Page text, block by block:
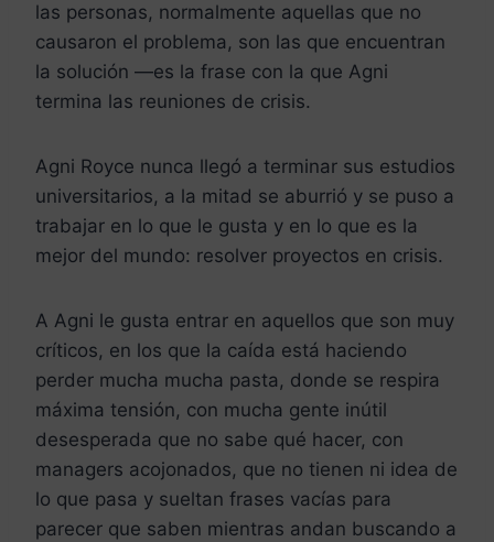
las personas, normalmente aquellas que no
causaron el problema, son las que encuentran
la solución —es la frase con la que Agni
termina las reuniones de crisis.
Agni Royce nunca llegó a terminar sus estudios
universitarios, a la mitad se aburrió y se puso a
trabajar en lo que le gusta y en lo que es la
mejor del mundo: resolver proyectos en crisis.
A Agni le gusta entrar en aquellos que son muy
críticos, en los que la caída está haciendo
perder mucha mucha pasta, donde se respira
máxima tensión, con mucha gente inútil
desesperada que no sabe qué hacer, con
managers acojonados, que no tienen ni idea de
lo que pasa y sueltan frases vacías para
parecer que saben mientras andan buscando a